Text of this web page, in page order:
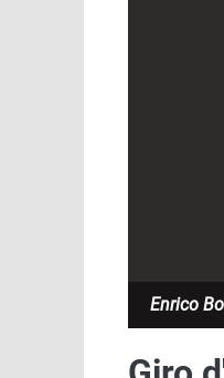
Enrico